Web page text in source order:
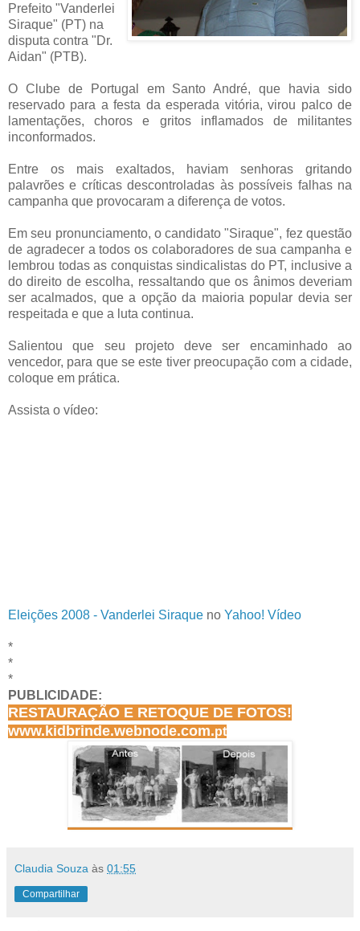
Prefeito "Vanderlei
Siraque" (PT) na
disputa contra "Dr.
Aidan" (PTB).
O Clube de Portugal em Santo André, que havia sido
reservado para a festa da esperada vitória, virou palco de
lamentações, choros e gritos inflamados de militantes
inconformados.
Entre os mais exaltados, haviam senhoras gritando
palavrões e críticas descontroladas às possíveis falhas na
campanha que provocaram a diferença de votos.
Em seu pronunciamento, o candidato "Siraque", fez questão
de agradecer a todos os colaboradores de sua campanha e
lembrou todas as conquistas sindicalistas do PT, inclusive a
do direito de escolha, ressaltando que os ânimos deveriam
ser acalmados, que a opção da maioria popular devia ser
respeitada e que a luta continua.
Salientou que seu projeto deve ser encaminhado ao
vencedor, para que se este tiver preocupação com a cidade,
coloque em prática.
Assista o vídeo:
Eleições 2008 - Vanderlei Siraque no Yahoo! Vídeo
*
*
*
PUBLICIDADE:
RESTAURAÇÃO E RETOQUE DE FOTOS!
www.kidbrinde.webnode.com.pt
Claudia Souza às 01:55
Compartilhar